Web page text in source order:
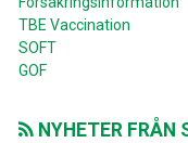
TBE Vaccination
SOFT
GOF
NYHETER FRÅN